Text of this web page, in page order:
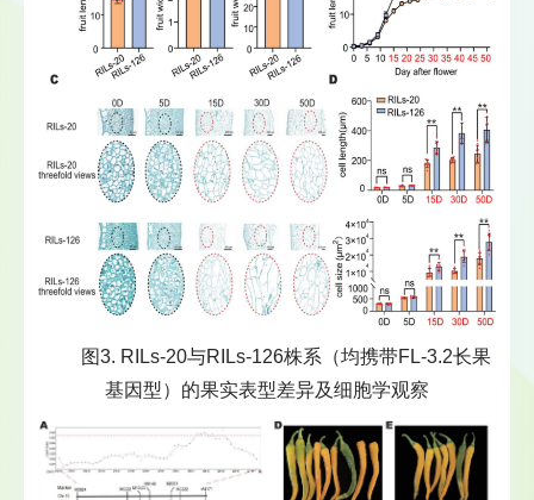
图3. RILs-20与RILs-126株系（均携带FL-3.2长果
基因型）的果实表型差异及细胞学观察